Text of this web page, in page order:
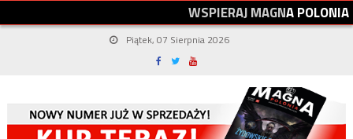
WSPIERAJMAGNAPOLONIA
Piątek, 07 Sierpnia 2026